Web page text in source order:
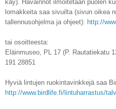
käy). Havainnot ilmoitetaan puolen
lomakkeita saa sivuilta (sivun oikea
tallennusohjelma ja ohjeet): http://
tai osoitteesta:
Eläinmuseo, PL 17 (P. Rautatiekatu
191 28851
Hyviä lintujen ruokintavinkkejä saa
http://www.birdlife.fi/lintuharrastus/